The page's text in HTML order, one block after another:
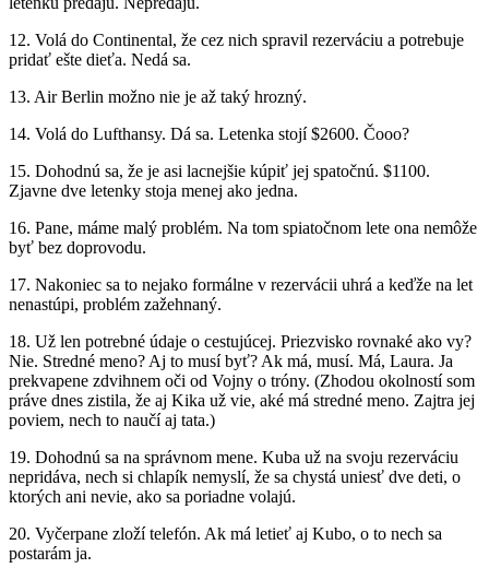
12. Volá do Continental, že cez nich spravil rezerváciu a potrebuje
pridať ešte dieťa. Nedá sa.
13. Air Berlin možno nie je až taký hrozný.
14. Volá do Lufthansy. Dá sa. Letenka stojí $2600. Čooo?
15. Dohodnú sa, že je asi lacnejšie kúpiť jej spatočnú. $1100.
Zjavne dve letenky stoja menej ako jedna.
16. Pane, máme malý problém. Na tom spiatočnom lete ona nemôže
byť bez doprovodu.
17. Nakoniec sa to nejako formálne v rezervácii uhrá a keďže na let
nenastúpi, problém zažehnaný.
18. Už len potrebné údaje o cestujúcej. Priezvisko rovnaké ako vy?
Nie. Stredné meno? Aj to musí byť? Ak má, musí. Má, Laura. Ja
prekvapene zdvihnem oči od Vojny o tróny. (Zhodou okolností som
práve dnes zistila, že aj Kika už vie, aké má stredné meno. Zajtra jej
poviem, nech to naučí aj tata.)
19. Dohodnú sa na správnom mene. Kuba už na svoju rezerváciu
nepridáva, nech si chlapík nemyslí, že sa chystá uniesť dve deti, o
ktorých ani nevie, ako sa poriadne volajú.
20. Vyčerpane zloží telefón. Ak má letieť aj Kubo, o to nech sa
postarám ja.